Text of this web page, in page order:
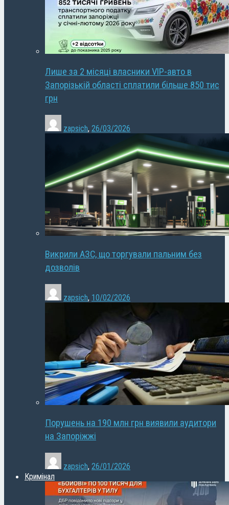
Лише за 2 місяці власники VIP-авто в
Запорізькій області сплатили більше 850 тис
грн
zapsich, 26/03/2026
Викрили АЗС, що торгували пальним без
дозволів
zapsich, 10/02/2026
Порушень на 190 млн грн виявили аудитори
на Запоріжжі
zapsich, 26/01/2026
Кримінал